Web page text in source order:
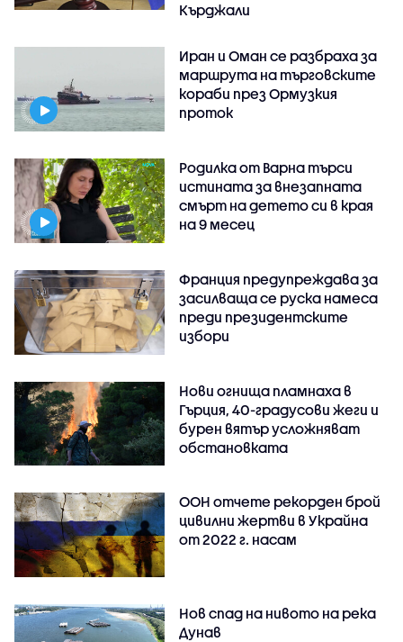
Кърджали
Иран и Оман се разбраха за
маршрута на търговските
кораби през Ормузкия
проток
Родилка от Варна търси
истината за внезапната
смърт на детето си в края
на 9 месец
Франция предупреждава за
засилваща се руска намеса
преди президентските
избори
Нови огнища пламнаха в
Гърция, 40-градусови жеги и
бурен вятър усложняват
обстановката
ООН отчете рекорден брой
цивилни жертви в Украйна
от 2022 г. насам
Нов спад на нивото на река
Дунав